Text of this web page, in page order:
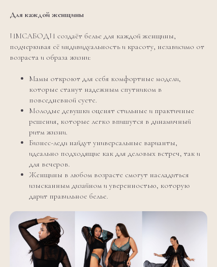
Для каждой женщины
ИМСАБОДИ создаёт белье для каждой женщины,
подчеркивая её индивидуальность и красоту, независимо от
возраста и образа жизни:
Мамы откроют для себя комфортные модели,
которые станут надежным спутником в
повседневной суете.
Молодые девушки оценят стильные и практичные
решения, которые легко впишутся в динамичный
ритм жизни.
Бизнес-леди найдут универсальные варианты,
идеально подходящие как для деловых встреч, так и
для вечеров.
Женщины в любом возрасте смогут насладиться
изысканным дизайном и уверенностью, которую
дарит правильное белье.